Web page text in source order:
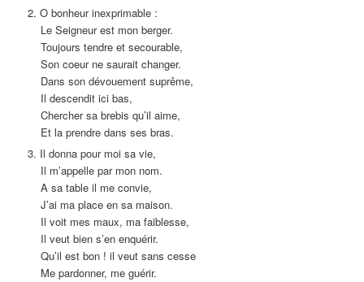
2. O bonheur inexprimable :
Le Seigneur est mon berger.
Toujours tendre et secourable,
Son coeur ne saurait changer.
Dans son dévouement suprême,
Il descendit ici bas,
Chercher sa brebis qu’il aime,
Et la prendre dans ses bras.
3. Il donna pour moi sa vie,
Il m’appelle par mon nom.
A sa table il me convie,
J’ai ma place en sa maison.
Il voit mes maux, ma faiblesse,
Il veut bien s’en enquérir.
Qu’il est bon ! il veut sans cesse
Me pardonner, me guérir.